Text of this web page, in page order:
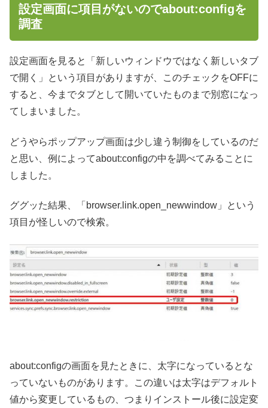
設定画面に項目がないのでabout:configを
調査
設定画面を見ると「新しいウィンドウではなく新しいタブ
で開く」という項目がありますが、このチェックをOFFに
すると、今までタブとして開いていたものまで別窓になっ
てしまいました。
どうやらポップアップ画面は少し違う制御をしているのだ
と思い、例によってabout:configの中を調べてみることに
しました。
ググッた結果、「browser.link.open_newwindow」という
項目が怪しいので検索。
about:configの画面を見たときに、太字になっているとな
っていないものがあります。この違いは太字はデフォルト
値から変更しているもの、つまりインストール後に設定変